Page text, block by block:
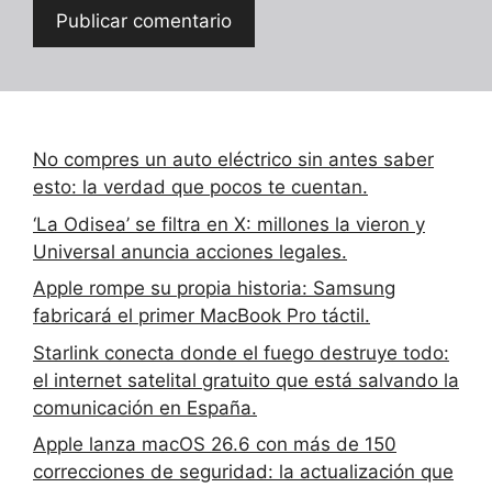
No compres un auto eléctrico sin antes saber
esto: la verdad que pocos te cuentan.
‘La Odisea’ se filtra en X: millones la vieron y
Universal anuncia acciones legales.
Apple rompe su propia historia: Samsung
fabricará el primer MacBook Pro táctil.
Starlink conecta donde el fuego destruye todo:
el internet satelital gratuito que está salvando la
comunicación en España.
Apple lanza macOS 26.6 con más de 150
correcciones de seguridad: la actualización que